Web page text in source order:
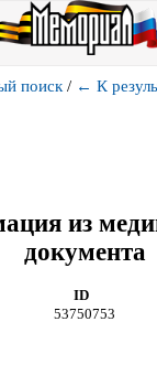
поиск / ← К
из
документа
ID
53750753